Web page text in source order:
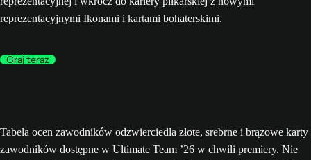
reprezentacyjnymi Ikonami i kartami bohaterskimi.
Graj teraz
Tabela ocen zawodników odzwierciedla złote, srebrne i brązowe karty
zawodników dostępne w Ultimate Team ’26 w chwili premiery. Nie